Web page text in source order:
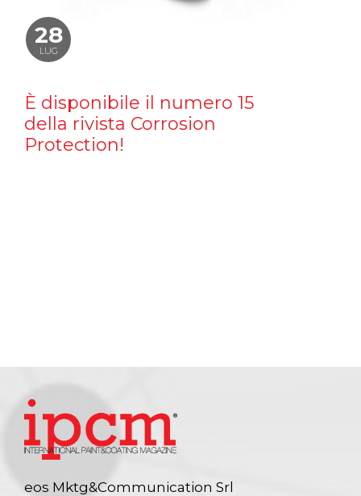
28
LUG
È disponibile il numero 15
della rivista Corrosion
Protection!
eos Mktg&Communication Srl